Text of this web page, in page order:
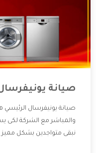
صيانة
صيانة يونيفرسال
والمباشر مع الشركة لكى
نبقى متواجدين بشكل